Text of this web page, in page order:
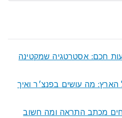
חכם: אסטרטגיה שמקטינה
הארץ: מה עושים בפנצ׳ר ואיך
מכתב התראה ומה חשוב